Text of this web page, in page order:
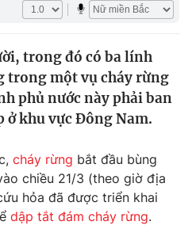
trong đó có ba lính
trong một vụ cháy rừng
phủ nước này phải ban
khu vực Đông Nam.
cháy rừng bắt đầu bùng
chiều 21/3 (theo giờ địa
hỏa đã được triển khai
dập tắt đám cháy rừng.